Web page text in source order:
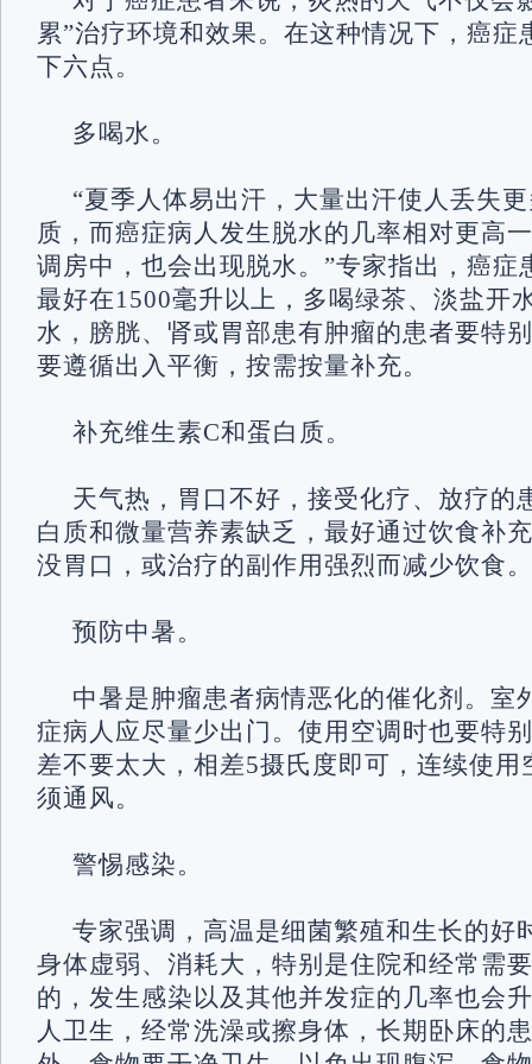
累”治疗环境和效果。在这种情况下，癌症
下六点。
多喝水。
“夏季人体易出汗，大量出汗使人丢失
质，而癌症病人发生脱水的几率相对更高
调房中，也会出现脱水。”专家指出，癌症
最好在1500毫升以上，多喝绿茶、淡盐开
水，膀胱、肾或胃部患有肿瘤的患者要特
要遵循出入平衡，按需按量补充。
补充维生素C和蛋白质。
天气热，胃口不好，接受化疗、放疗的
白质和微量营养素缺乏，最好通过饮食补
没胃口，或治疗的副作用强烈而减少
预防中暑。
中暑是肿瘤患者病情恶化的催化剂。室
症病人应尽量少出门。使用空调时也要特
差不要太大，相差5摄氏度即可，连续使用
须通风。
警惕感染。
专家强调，高温是细菌繁殖和生长的好
身体虚弱、消耗大，特别是住院和经常需
的，发生感染以及其他并发症的几率也会
人卫生，经常洗澡或擦身体，长期卧床的